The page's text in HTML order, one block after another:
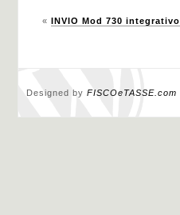
« INVIO Mod 730 integrativo
Designed by FISCOeTASSE.com